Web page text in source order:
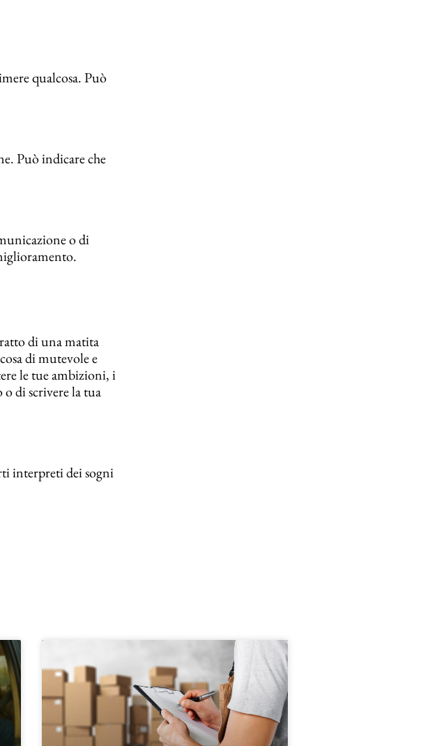
qualcosa. Può
Può indicare che
o di
di una matita
di mutevole e
le tue ambizioni, i
di scrivere la tua
interpreti dei sogni